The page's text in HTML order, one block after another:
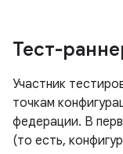
Тест-
Участник
точкам
федерации. В
(то есть,